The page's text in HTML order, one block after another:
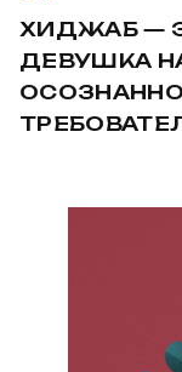
ХИДЖАБ —
ДЕВУШКА